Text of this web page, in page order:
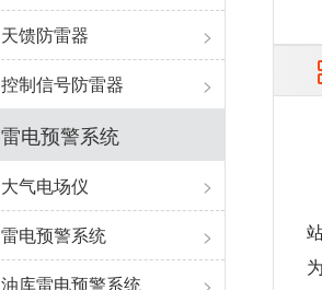
天馈防雷器
>
控制信号防雷器
>
雷电预警系统
大气电场仪
>
雷电预警系统
>
油库雷电预警系统
>